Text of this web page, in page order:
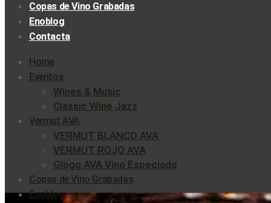
Copas de Vino Grabadas
Enoblog
Contacta
Home
Eventos
Wines & Music
Classic Wine Jazz
Vermut AVA
VERMUT BLANCO AVA
VERMUT ROJO AVA
Glögg AVA Vino Especiado
Copas de Vino Grabadas
Enoblog